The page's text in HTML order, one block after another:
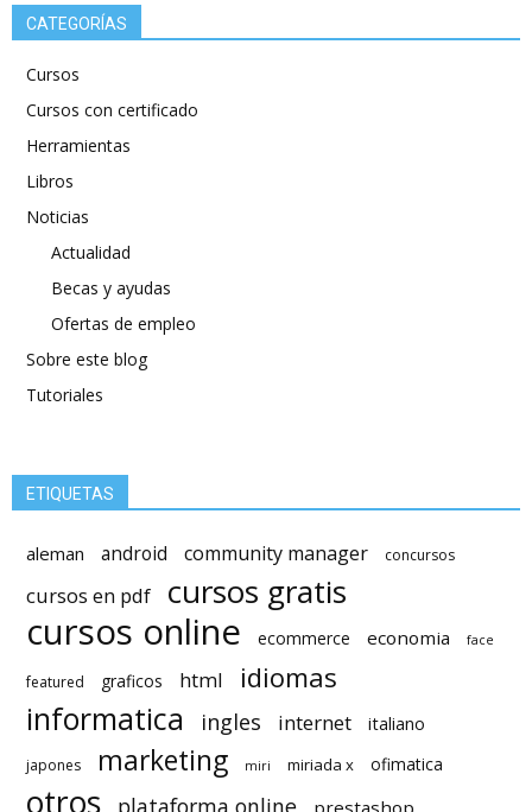
CATEGORÍAS
Cursos
Cursos con certificado
Herramientas
Libros
Noticias
Actualidad
Becas y ayudas
Ofertas de empleo
Sobre este blog
Tutoriales
ETIQUETAS
aleman android community manager concursos
cursos en pdf cursos gratis
cursos online ecommerce economia face
featured graficos html idiomas
informatica ingles internet italiano
japones marketing miri miriada x ofimatica
otros plataforma online prestashop